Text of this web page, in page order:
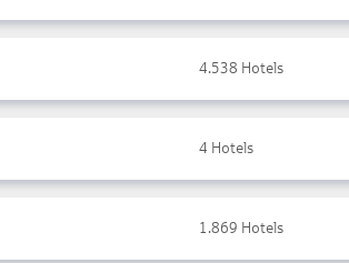
4.538 Hotels
4 Hotels
1.869 Hotels